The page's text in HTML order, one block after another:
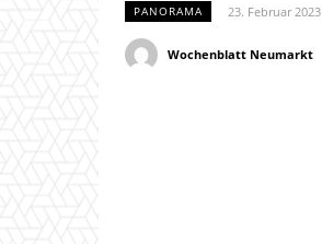
PANORAMA 23. Februar 2023
Wochenblatt Neumarkt